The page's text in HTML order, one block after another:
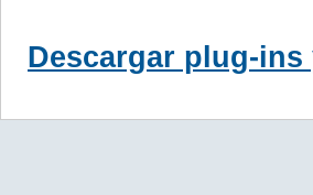
Descargar plug-